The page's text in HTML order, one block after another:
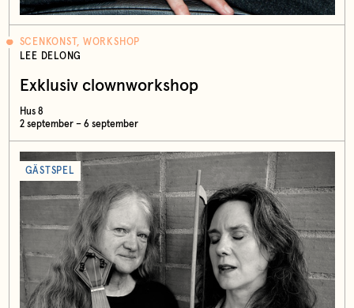
SCENKONST, WORKSHOP
LEE DELONG
Exklusiv clownworkshop
Hus 8
2 september – 6 september
GÄSTSPEL